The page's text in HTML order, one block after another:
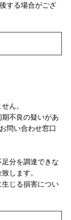
する場合がござ
ん。
不良の疑いがあ
問い合わせ窓口
分を調達できな
します。
じる損害につい